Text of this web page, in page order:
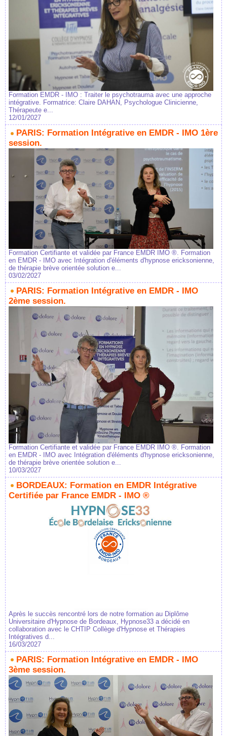
Formation EMDR - IMO : Traiter le psychotrauma avec une approche
intégrative. Formatrice: Claire DAHAN, Psychologue Clinicienne,
Thérapeute e...
12/01/2027
PARIS: Formation Intégrative en EMDR - IMO 1ère
session.
Formation Certifiante et validée par France EMDR IMO ®. Formation
en EMDR - IMO avec Intégration d'éléments d'hypnose ericksonienne,
de thérapie brève orientée solution e...
03/02/2027
PARIS: Formation Intégrative en EMDR - IMO
2ème session.
Formation Certifiante et validée par France EMDR IMO ®. Formation
en EMDR - IMO avec Intégration d'éléments d'hypnose ericksonienne,
de thérapie brève orientée solution e...
10/03/2027
BORDEAUX: Formation en EMDR Intégrative
Certifiée par France EMDR - IMO ®
Après le succès rencontré lors de notre formation au Diplôme
Universitaire d'Hypnose de Bordeaux, Hypnose33 a décidé en
collaboration avec le CHTIP Collège d'Hypnose et Thérapies
Intégratives d...
16/03/2027
PARIS: Formation Intégrative en EMDR - IMO
3ème session.